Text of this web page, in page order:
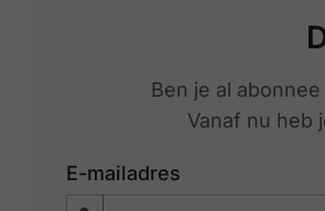
Ben je al
Vanaf nu heb
E-mailadres